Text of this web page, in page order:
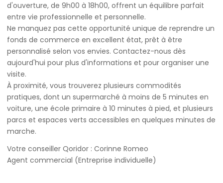
d'ouverture, de 9h00 à 18h00, offrent un équilibre parfait
entre vie professionnelle et personnelle.
Ne manquez pas cette opportunité unique de reprendre un
fonds de commerce en excellent état, prêt à être
personnalisé selon vos envies. Contactez-nous dès
aujourd'hui pour plus d'informations et pour organiser une
visite.
À proximité, vous trouverez plusieurs commodités
pratiques, dont un supermarché à moins de 5 minutes en
voiture, une école primaire à 10 minutes à pied, et plusieurs
parcs et espaces verts accessibles en quelques minutes de
marche.
Votre conseiller Qoridor : Corinne Romeo
Agent commercial (Entreprise individuelle)